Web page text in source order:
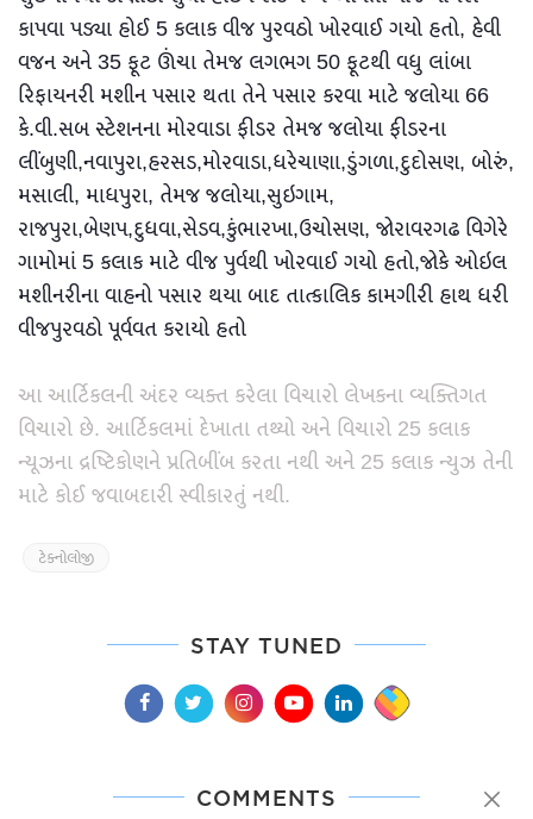
કાપવા પડ્યા હોઈ 5 કલાક વીજ પુરવઠો ખોરવાઈ ગયો હતો, હેવી
વજન અને 35 ફૂટ ઊંચા તેમજ લગભગ 50 ફૂટથી વધુ લાંબા
રિફાયનરી મશીન પસાર થતા તેને પસાર કરવા માટે જલોયા 66
કે.વી.સબ સ્ટેશનના મોરવાડા ફીડર તેમજ જલોયા ફીડરના
લીંબુણી,નવાપુરા,હરસડ,મોરવાડા,ધરેચાણા,ડુંગળા,દુદોસણ, બોરું,
મસાલી, માધપુરા, તેમજ જલોયા,સુઇગામ,
રાજપુરા,બેણપ,દુધવા,સેડવ,કુંભારખા,ઉચોસણ, જોરાવરગઢ વિગેરે
ગામોમાં 5 કલાક માટે વીજ પુર્વથી ખોરવાઈ ગયો હતો,જોકે ઓઇલ
મશીનરીના વાહનો પસાર થયા બાદ તાત્કાલિક કામગીરી હાથ ધરી
વીજપુરવઠો પૂર્વવત કરાયો હતો
આ આર્ટિકલની અંદર વ્યક્ત કરેલા વિચારો લેખકના વ્યક્તિગત
વિચારો છે. આર્ટિકલમાં દેખાતા તથ્યો અને વિચારો 25 કલાક
ન્યૂઝના દ્રષ્ટિકોણને પ્રતિબીંબ કરતા નથી અને 25 કલાક ન્યુઝ તેની
માટે કોઈ જવાબદારી સ્વીકારતું નથી.
ટેક્નોલોજી
STAY TUNED
COMMENTS